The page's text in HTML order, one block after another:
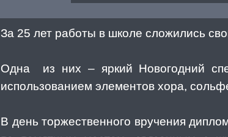
За 25 лет работы в школе сложились
Одна из них – яркий Новогодний
использованием элементов хора,
В день торжественного вручения